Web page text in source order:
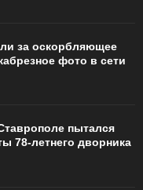
за оскорбляющее
фото в сети
пытался
78-летнего дворника